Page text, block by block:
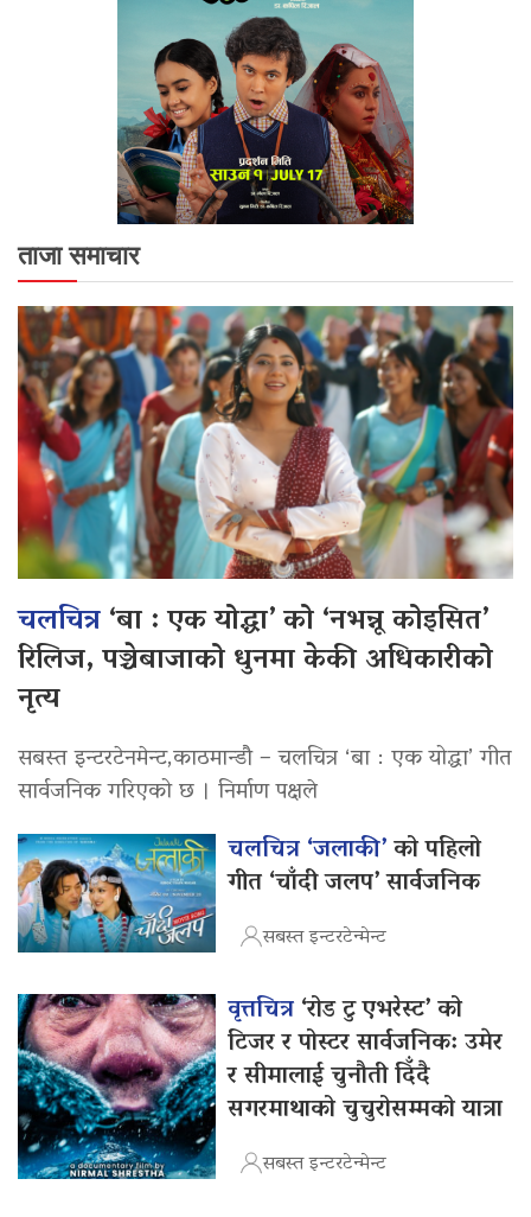
ताजा समाचार
चलचित्र‘बा : एक योद्धा’ को ‘नभन्नू कोइसित’
रिलिज, पञ्चेबाजाको धुनमा केकी अधिकारीको
नृत्य
सबस्त इन्टरटेनमेन्ट,काठमान्डौ – चलचित्र ‘बा : एक योद्धा’ गीत
सार्वजनिक गरिएको छ । निर्माण पक्षले
चलचित्र ‘जलाकी’को पहिलो
गीत ‘चाँदी जलप’ सार्वजनिक
सबस्त इन्टरटेन्मेन्ट
वृत्तचित्र‘रोड टु एभरेस्ट’ को
टिजर र पोस्टर सार्वजनिक: उमेर
र सीमालाई चुनौती दिँदै
सगरमाथाको चुचुरोसम्मको यात्रा
सबस्त इन्टरटेन्मेन्ट